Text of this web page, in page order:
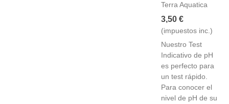
Terra Aquatica
3,50 €
(impuestos inc.)
Nuestro Test
Indicativo de pH
es perfecto para
un test rápido.
Para conocer el
nivel de pH de su